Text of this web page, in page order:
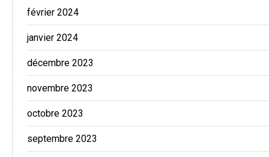
février 2024
janvier 2024
décembre 2023
novembre 2023
octobre 2023
septembre 2023